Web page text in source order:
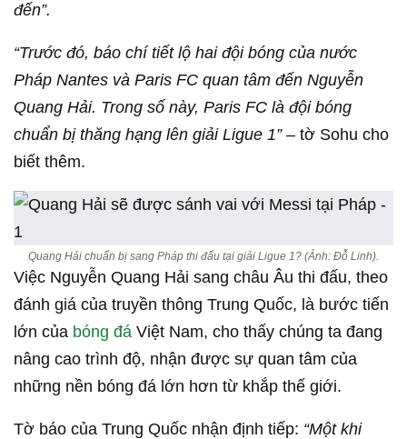
đến”.
“Trước đó, báo chí tiết lộ hai đội bóng của nước
Pháp Nantes và Paris FC quan tâm đến Nguyễn
Quang Hải. Trong số này, Paris FC là đội bóng
chuẩn bị thăng hạng lên giải Ligue 1”– tờ Sohu cho
biết thêm.
Quang Hải chuẩn bị sang Pháp thi đấu tại giải Ligue 1? (Ảnh: Đỗ Linh).
Việc Nguyễn Quang Hải sang châu Âu thi đấu, theo
đánh giá của truyền thông Trung Quốc, là bước tiến
lớn của bóng đá Việt Nam, cho thấy chúng ta đang
nâng cao trình độ, nhận được sự quan tâm của
những nền bóng đá lớn hơn từ khắp thế giới.
Tờ báo của Trung Quốc nhận định tiếp: “Một khi